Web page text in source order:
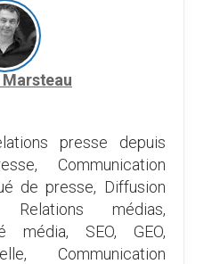
presse depuis
Communication
de presse, Diffusion
médias,
média, SEO, GEO,
Communication